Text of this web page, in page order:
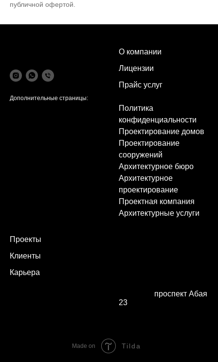
публичной офертой.
Дополнительные страницы:
О компании
Лицензии
Прайс услуг
Политика
конфиденциальности
Проектирование домов
Проектирование
сооружений
Архитектурное бюро
Архитектурное
проектирование
Проектная компания
Архитектурные услуги
Проекты
Клиенты
Карьера
проспект Абая
23
Made on Tilda